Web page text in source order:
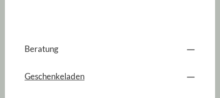
Beratung
Geschenkeladen